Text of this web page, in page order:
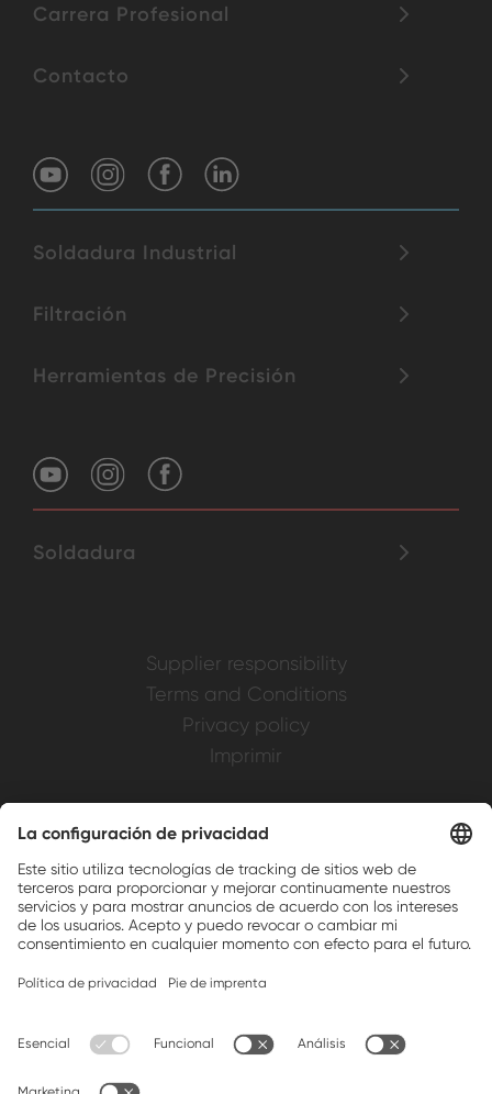
Carrera Profesional
Contacto
Soldadura Industrial
Filtración
Herramientas de Precisión
Soldadura
Supplier responsibility
Terms and Conditions
Privacy policy
Imprimir
Brands, Inc.
Companion brands: